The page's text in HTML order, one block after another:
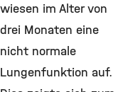
wiesen im Alter von
drei Monaten eine
nicht normale
Lungenfunktion auf.